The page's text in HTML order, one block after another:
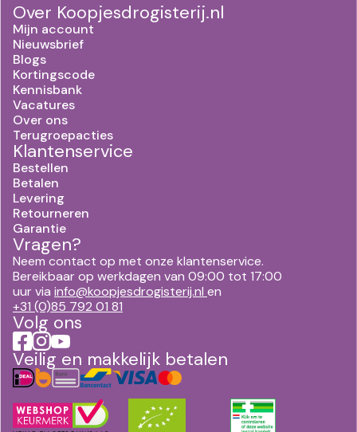
Over Koopjesdrogisterij.nl
Mijn account
Nieuwsbrief
Blogs
Kortingscode
Kennisbank
Vacatures
Over ons
Terugroepacties
Klantenservice
Bestellen
Betalen
Levering
Retourneren
Garantie
Vragen?
Neem contact op met onze klantenservice.
Bereikbaar op werkdagen van 09:00 tot 17:00
uur via info@koopjesdrogisterij.nl en
+31 (0)85 792 01 81
Volg ons
Veilig en makkelijk betalen